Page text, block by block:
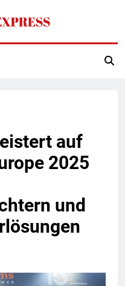
Express
auf
2025
und